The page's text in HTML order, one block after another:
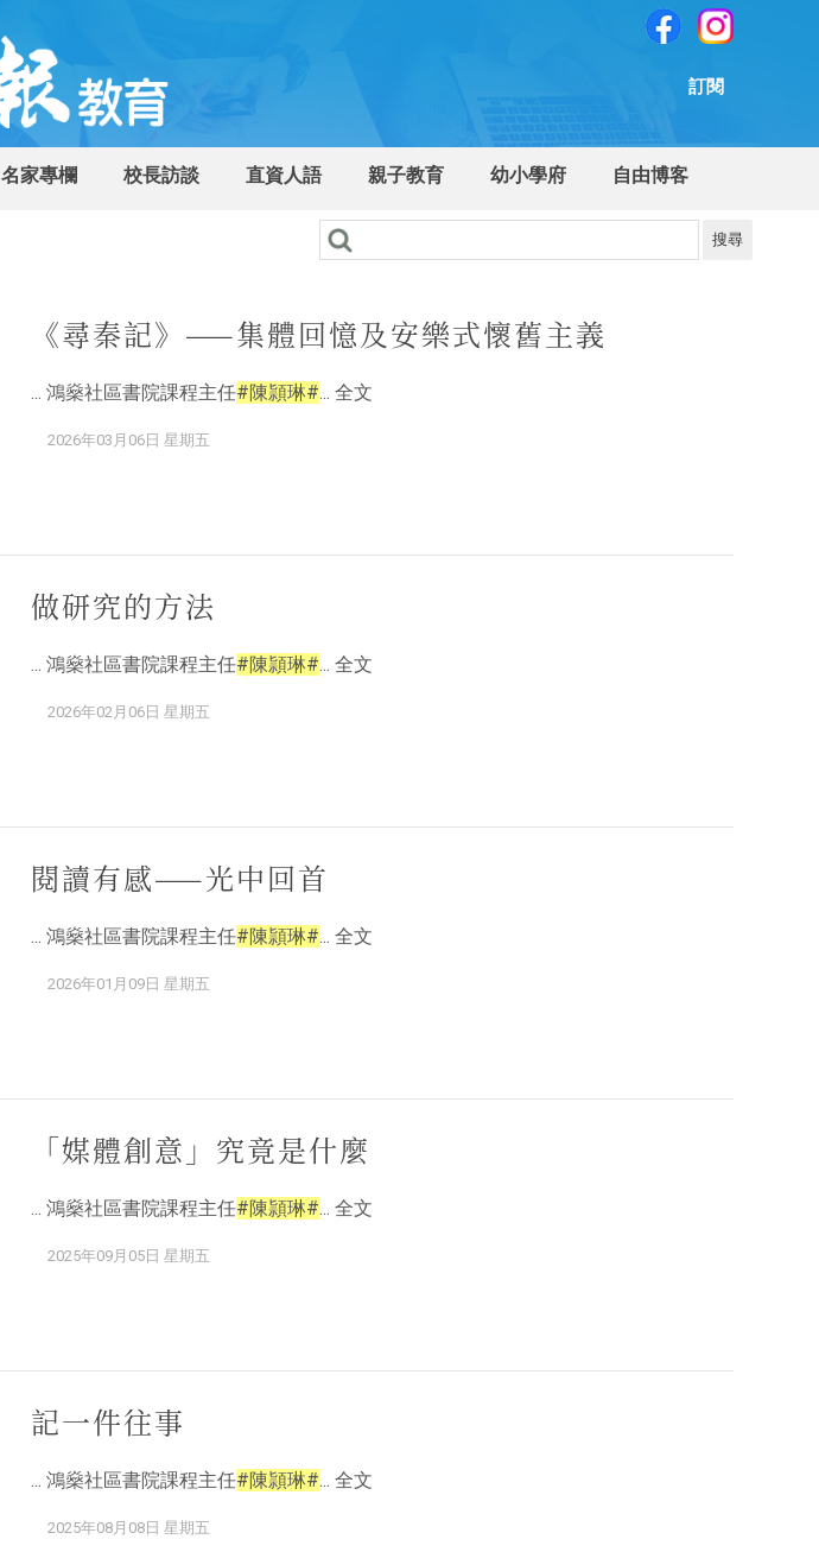
訂閱
名家專欄 校長訪談 直資人語 親子教育 幼小學府 自由博客
搜尋
《尋秦記》——集體回憶及安樂式懷舊主義
... 鴻燊社區書院課程主任#陳頴琳#... 全文
2026年03月06日 星期五
做研究的方法
... 鴻燊社區書院課程主任#陳頴琳#... 全文
2026年02月06日 星期五
閱讀有感——光中回首
... 鴻燊社區書院課程主任#陳頴琳#... 全文
2026年01月09日 星期五
「媒體創意」究竟是什麼
... 鴻燊社區書院課程主任#陳頴琳#... 全文
2025年09月05日 星期五
記一件往事
... 鴻燊社區書院課程主任#陳頴琳#... 全文
2025年08月08日 星期五